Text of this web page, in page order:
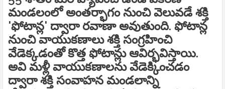
మండలంలో అంతర్భాగం నుంచి వెలువడే శక్తి
'ఫోటాన్ల' ద్వారా రవాణా అవుతుంది. ఫోటాన్ల
నుంచి వాయుకణాలు శక్తి సంగ్రహించి
వేడెక్కడంతో కొత్త ఫోటాన్లు ఆవిర్భవిస్తాయి.
అవి మళ్లీ వాయుకణాలను వేడెక్కించడం
ద్వారా శక్తి సంవాహన మండలాన్ని